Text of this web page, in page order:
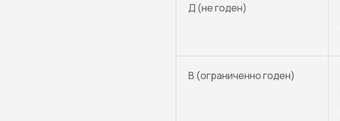
Д (не годен)
В (ограниченно годен)